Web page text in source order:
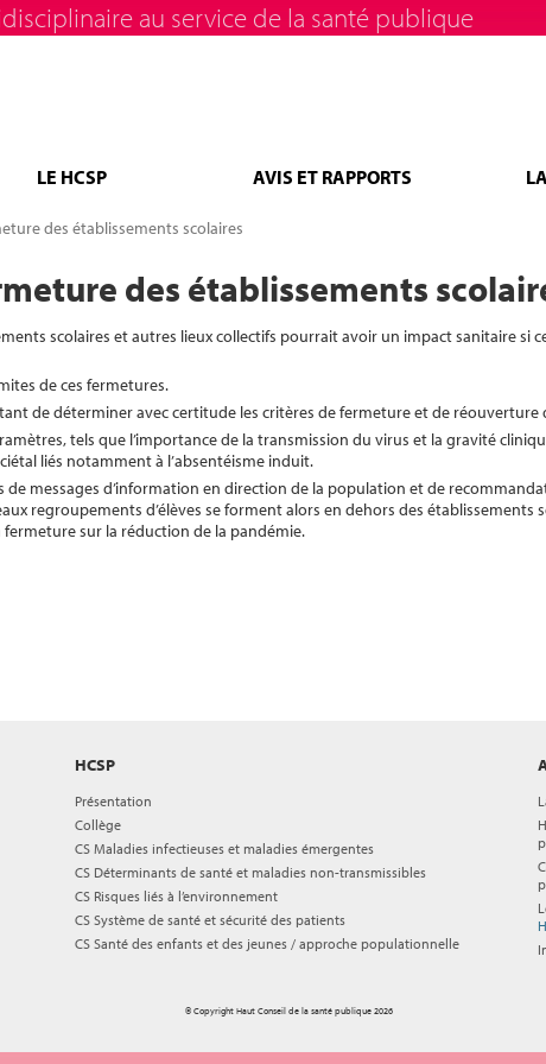
au service de la santé publique
LE HCSP AVIS ET RAPPORTS
des établissements scolaires
des établissements
scolaires et autres lieux collectifs pourrait avoir un impact sanitaire si
de ces fermetures.
de déterminer avec certitude les critères de fermeture et de réouverture
tels que l’importance de la transmission du virus et la gravité
liés notamment à l’absentéisme induit.
messages d’information en direction de la population et de
regroupements d’élèves se forment alors en dehors des établissements
sur la réduction de la pandémie.
HCSP
Présentation
Collège
CS Maladies infectieuses et maladies émergentes
CS Déterminants de santé et maladies non-transmissibles
CS Risques liés à l’environnement
CS Système de santé et sécurité des patients
CS Santé des enfants et des jeunes / approche populationnelle
© Copyright Haut Conseil de la santé publique 2026